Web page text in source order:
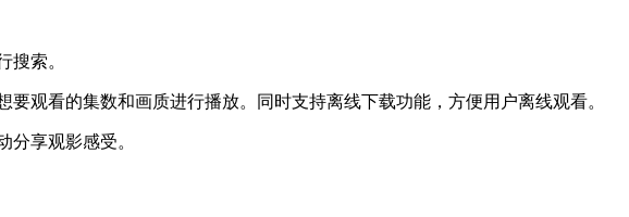
搜索。
观看的集数和画质进行播放。同时支持离线下载功能，方便用户离线观看。
分享观影感受。